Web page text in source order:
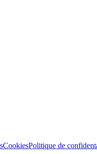
CookiesPolitique de